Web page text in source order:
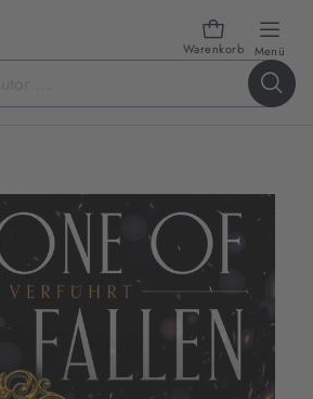
Warenkorb Menü